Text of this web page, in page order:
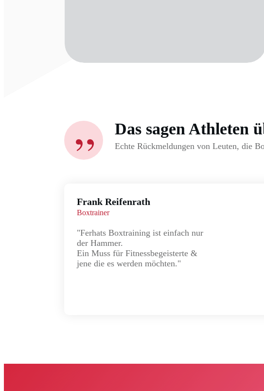
” Das sagen Athleten
Echte Rückmeldungen von Leuten, die
Frank Reifenrath
Boxtrainer
"Ferhats Boxtraining ist einfach nur
der Hammer.
Ein Muss für Fitnessbegeisterte &
jene die es werden möchten."